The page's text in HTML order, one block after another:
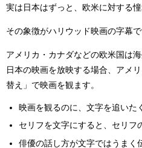
実は日本はずっと、欧米に対する
その象徴がハリウッド映画の字幕で
アメリカ・カナダなどの欧米国は
日本の映画を放映する場合、アメ
替え」で映画を観ます。
映画を観るのに、文字を追いた
セリフを文字にすると、セリフ
俳優の話し方が文字ではうまく